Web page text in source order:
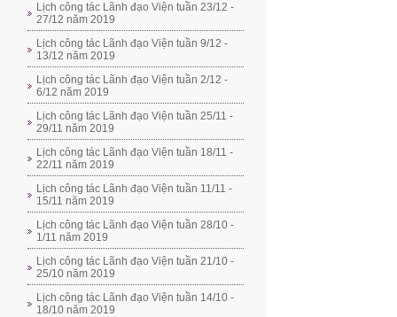
Lịch công tác Lãnh đạo Viện tuần 23/12 -
27/12 năm 2019
Lịch công tác Lãnh đạo Viện tuần 9/12 -
13/12 năm 2019
Lịch công tác Lãnh đạo Viện tuần 2/12 -
6/12 năm 2019
Lịch công tác Lãnh đạo Viện tuần 25/11 -
29/11 năm 2019
Lịch công tác Lãnh đạo Viện tuần 18/11 -
22/11 năm 2019
Lịch công tác Lãnh đạo Viện tuần 11/11 -
15/11 năm 2019
Lịch công tác Lãnh đạo Viện tuần 28/10 -
1/11 năm 2019
Lịch công tác Lãnh đạo Viện tuần 21/10 -
25/10 năm 2019
Lịch công tác Lãnh đạo Viện tuần 14/10 -
18/10 năm 2019